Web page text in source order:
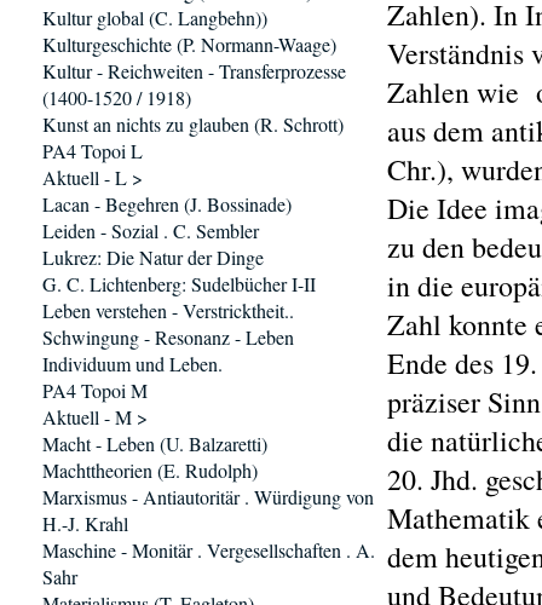
Zahlen). In
Verständnis
Zahlen wie
aus dem
Chr.),
Die Idee
zu den
in die
Zahl konnte
Ende des
präziser
die
20. Jhd.
Mathematik
dem
und
Kultur global (C. Langbehn))
Kulturgeschichte (P. Normann-Waage)
Kultur - Reichweiten - Transferprozesse
(1400-1520 / 1918)
Kunst an nichts zu glauben (R. Schrott)
PA4 Topoi L
Aktuell - L >
Lacan - Begehren (J. Bossinade)
Leiden - Sozial . C. Sembler
Lukrez: Die Natur der Dinge
G. C. Lichtenberg: Sudelbücher I-II
Leben verstehen - Verstricktheit..
Schwingung - Resonanz - Leben
Individuum und Leben.
PA4 Topoi M
Aktuell - M >
Macht - Leben (U. Balzaretti)
Machttheorien (E. Rudolph)
Marxismus - Antiautoritär . Würdigung von
H.-J. Krahl
Maschine - Monitär . Vergesellschaften . A.
Sahr